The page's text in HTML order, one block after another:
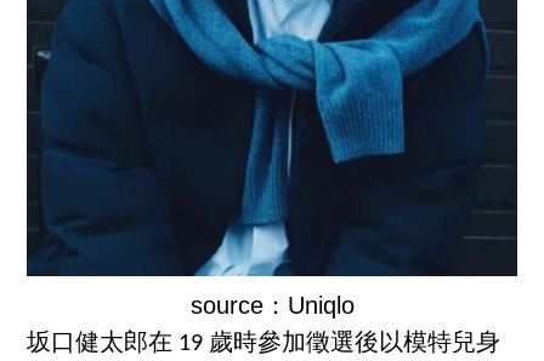
source：Uniqlo
坂口健太郎在 19 歲時參加徵選後以模特兒身